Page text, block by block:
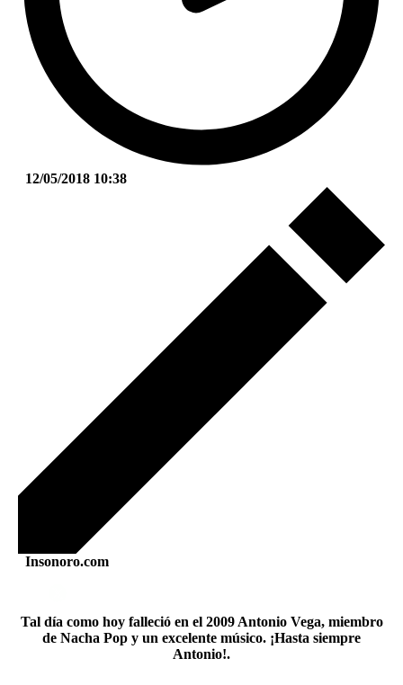
12/05/2018 10:38
Insonoro.com
Tal día como hoy falleció en el 2009 Antonio Vega, miembro
de Nacha Pop y un excelente músico. ¡Hasta siempre
Antonio!.